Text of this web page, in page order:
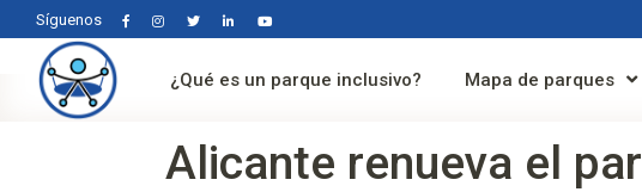
Síguenos
¿Qué es un parque inclusivo? Mapa de parques
Alicante renueva el